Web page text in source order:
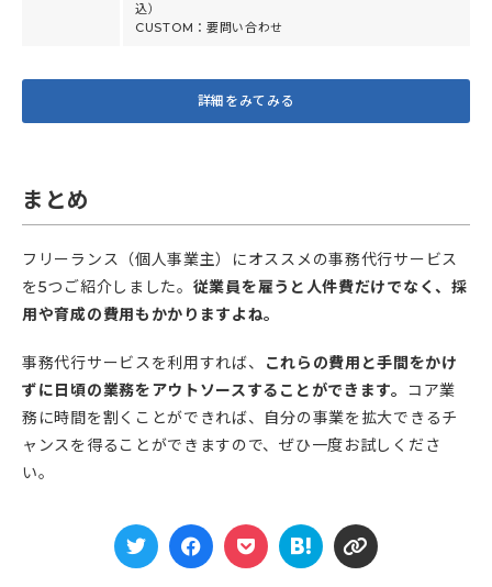
込）
CUSTOM：要問い合わせ
詳細をみてみる
まとめ
フリーランス（個人事業主）にオススメの事務代行サービス
を5つご紹介しました。 従業員を雇うと人件費だけでなく、採
用や育成の費用もかかりますよね。
事務代行サービスを利用すれば、
これらの費用と手間をかけ
ずに日頃の業務をアウトソースすることができます。 コア業
務に時間を割くことができれば、自分の事業を拡大できるチ
ャンスを得ることができますので、ぜひ一度お試しくださ
い。
    